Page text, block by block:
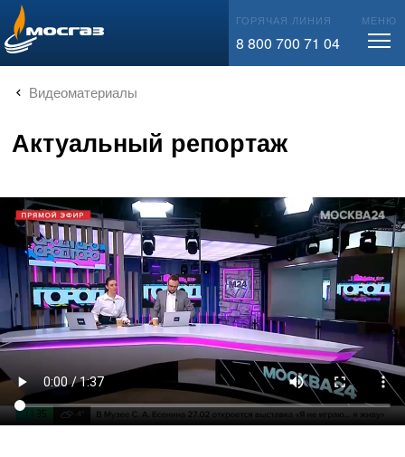
info@mos-gaz.ru ГОРЯЧАЯ ЛИНИЯ
8 800 700 71 04
МЕНЮ
Видеоматериалы
Актуальный репортаж